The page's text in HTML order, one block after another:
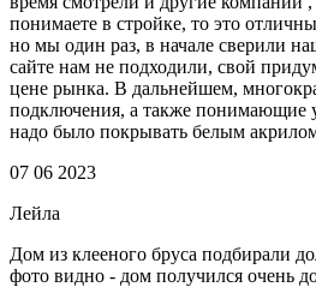
понимаете в стройке, то это
но мы один раз, в начале сверили
сайте нам не подходили, свой
цене рынка. В дальнейшем,
подключения, а также понимающие
надо было покрывать белым
07 06 2023
Лейла
Дом из клееного бруса подбирали
фото видно - дом получился очень